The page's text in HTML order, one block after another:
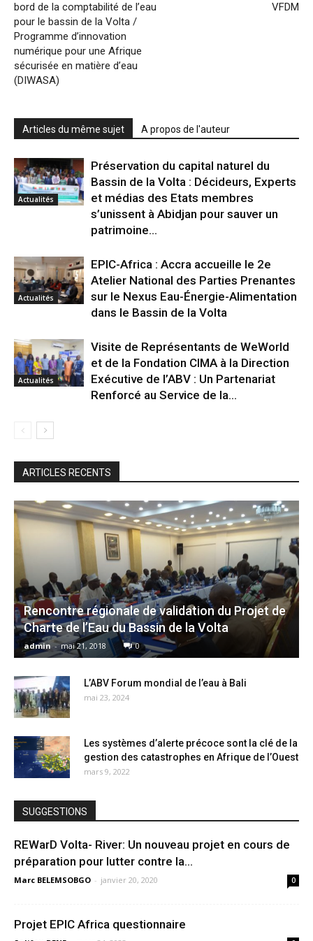
bord de la comptabilité de l’eau
pour le bassin de la Volta /
Programme d’innovation
numérique pour une Afrique
sécurisée en matière d’eau
(DIWASA)
VFDM
Articles du même sujet A propos de l'auteur
Actualités
Préservation du capital naturel du
Bassin de la Volta : Décideurs, Experts
et médias des Etats membres
s’unissent à Abidjan pour sauver un
patrimoine...
Actualités
EPIC-Africa : Accra accueille le 2e
Atelier National des Parties Prenantes
sur le Nexus Eau-Énergie-Alimentation
dans le Bassin de la Volta
Actualités
Visite de Représentants de WeWorld
et de la Fondation CIMA à la Direction
Exécutive de l’ABV : Un Partenariat
Renforcé au Service de la...
ARTICLES RECENTS
Rencontre régionale de validation du Projet de
Charte de l’Eau du Bassin de la Volta
admin - mai 21, 2018 0
L’ABV Forum mondial de l’eau à Bali
mai 23, 2024
Les systèmes d’alerte précoce sont la clé de la
gestion des catastrophes en Afrique de l’Ouest
mars 9, 2022
SUGGESTIONS
REWarD Volta- River: Un nouveau projet en cours de
préparation pour lutter contre la...
Marc BELEMSOBGO - janvier 20, 2020 0
Projet EPIC Africa questionnaire